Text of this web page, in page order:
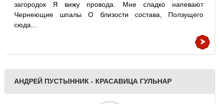
загородок Я вижу провода. Мне сладко напевают
Чернеющие шпалы О близости состава, Ползущего
сюда...
АНДРЕЙ ПУСТЫННИК - КРАСАВИЦА ГУЛЬНАР